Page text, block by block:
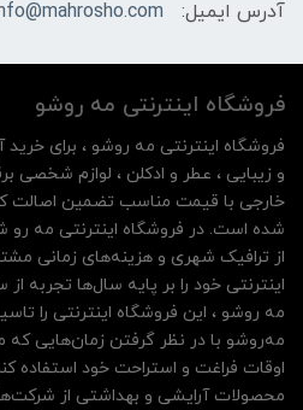
آدرس ایمیل:
فروشگاه اینترنتی مه‌ رو‌شو
فروشگاه اینترنتی مه‌ رو‌شو ، برای خرید
و زیبایی ، عطر و ادکلن ، لوازم شخصی
خارجی با قیمت مناسب تضمین اصالت
شده است. در فروشگاه اینترنتی مه
از ترافیک شهری و هزینه‌های زمانی
مه روشو ، این فروشگاه اینترنتی را
مه‌رو‌شو با در نظر گرفتن زمان‌هایی که
اوقات فراغت و استراحت خود استفاده
محصولات آرایشی و بهداشتی از